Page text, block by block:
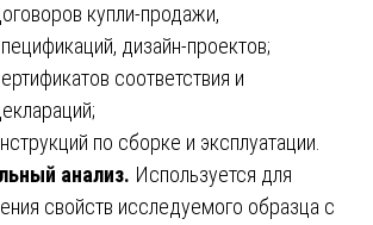
купли-продажи,
дизайн-проектов;
соответствия и
по сборке и эксплуатации.
анализ. Используется для
свойств исследуемого образца с